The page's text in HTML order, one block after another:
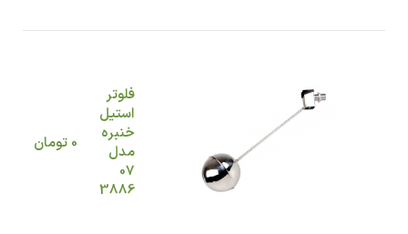
فلوتر
استیل
خنبره
مدل
07
3886
0 تومان